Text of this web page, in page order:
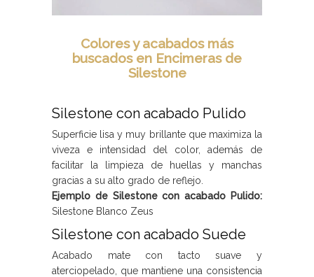
Colores y acabados más
buscados en Encimeras de
Silestone
Silestone con acabado Pulido
Superficie lisa y muy brillante que maximiza la
viveza e intensidad del color, además de
facilitar la limpieza de huellas y manchas
gracias a su alto grado de reflejo.
Ejemplo de Silestone con acabado Pulido:
Silestone Blanco Zeus
Silestone con acabado Suede
Acabado mate con tacto suave y
aterciopelado, que mantiene una consistencia